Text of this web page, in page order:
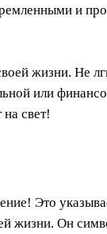
и
жизни. Не
или
свет!
Это
жизни. Он